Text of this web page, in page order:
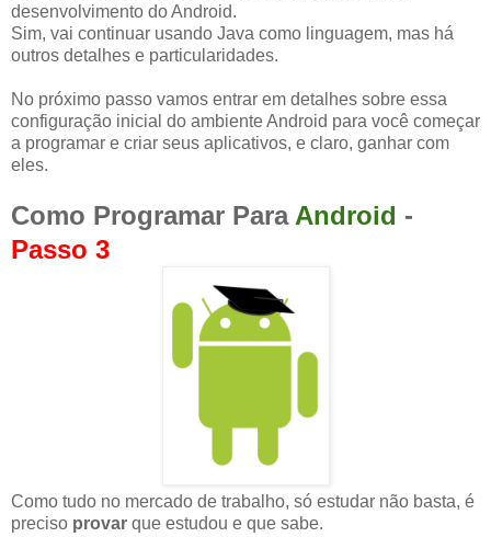
desenvolvimento do Android.
Sim, vai continuar usando Java como linguagem, mas há
outros detalhes e particularidades.
No próximo passo vamos entrar em detalhes sobre essa
configuração inicial do ambiente Android para você começar
a programar e criar seus aplicativos, e claro, ganhar com
eles.
Como Programar Para Android -
Passo 3
Como tudo no mercado de trabalho, só estudar não basta, é
preciso provar que estudou e que sabe.